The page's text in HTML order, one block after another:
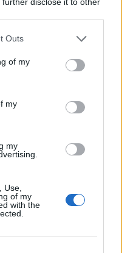
Outs
of my
my
my
Use,
of my
with the